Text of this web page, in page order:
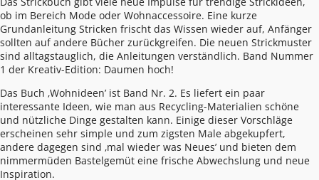
ob im Bereich Mode oder Wohnaccessoire. Eine kurze
Grundanleitung Stricken frischt das Wissen wieder auf, Anfänger
sollten auf andere Bücher zurückgreifen. Die neuen Strickmuster
sind alltagstauglich, die Anleitungen verständlich. Band Nummer
1 der Kreativ-Edition: Daumen hoch!
Das Buch ‚Wohnideen’ ist Band Nr. 2. Es liefert ein paar
interessante Ideen, wie man aus Recycling-Materialien schöne
und nützliche Dinge gestalten kann. Einige dieser Vorschläge
erscheinen sehr simple und zum zigsten Male abgekupfert,
andere dagegen sind ‚mal wieder was Neues’ und bieten dem
nimmermüden Bastelgemüt eine frische Abwechslung und neue
Inspiration.